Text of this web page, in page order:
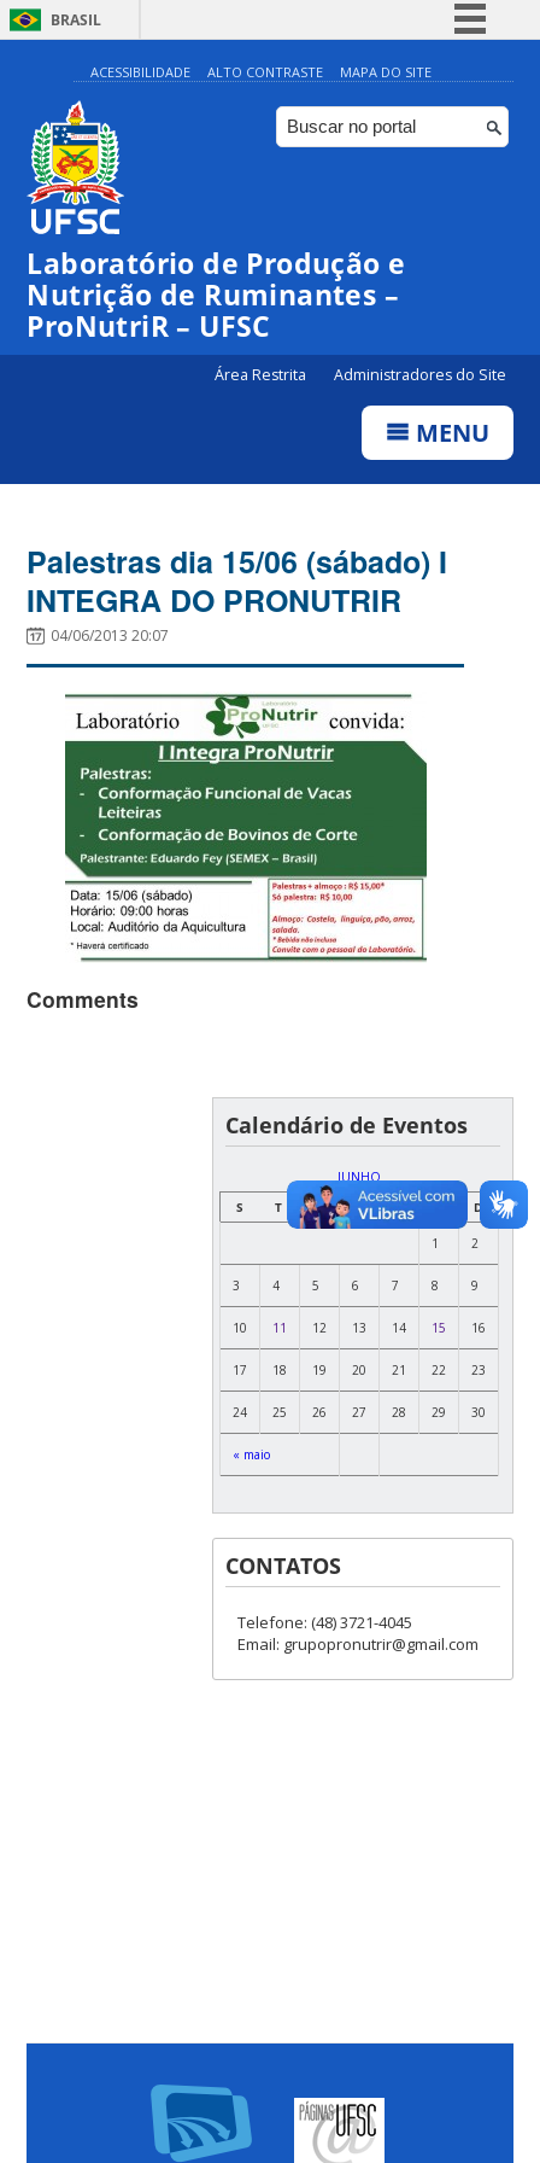
BRASIL
Simplifique!
Comunica BR
Participe
Canais
ACESSIBILIDADE ALTO CONTRASTE MAPA DO SITE
Laboratório de Produção e
Nutrição de Ruminantes –
ProNutriR – UFSC
Área Restrita Administradores do Site
MENU
Palestras dia 15/06 (sábado) I
INTEGRA DO PRONUTRIR
04/06/2013 20:07
Comments
Calendário de Eventos
JUNHO
S
T Q Q S S D
« maio
1 2
3 4 5 6 7 8 9
10 11 12 13 14 15 16
17 18 19 20 21 22 23
24 25 26 27 28 29 30
CONTATOS
Telefone: (48) 3721-4045
Email: grupopronutrir@gmail.com